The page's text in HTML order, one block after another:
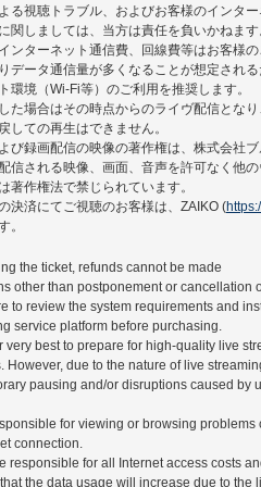
る視聴トラブル、およびお客様のインター
関しましては、当方は責任を負いかねます
ンターネット通信費、回線費等はお客様の
データ通信量が多くなることが想定され
環境（Wi-Fi等）のご利用を推奨します。
た場合はその時点からのライヴ配信となり
しての再生はできません。
び録画配信の映像の著作権は、株式会社
信される映像、画面、音声を許可なく他
著作権法で禁じられています。
決済にてご視聴のお客様は、ZAIKO (
。
the ticket, refunds cannot be made
other than postponement or cancellation
to review the system requirements and
service platform before purchasing.
very best to prepare for high-quality live
However, due to the nature of live
pausing and/or disruptions caused by
for viewing or browsing problems
connection.
responsible for all Internet access costs
the data usage will increase due to the